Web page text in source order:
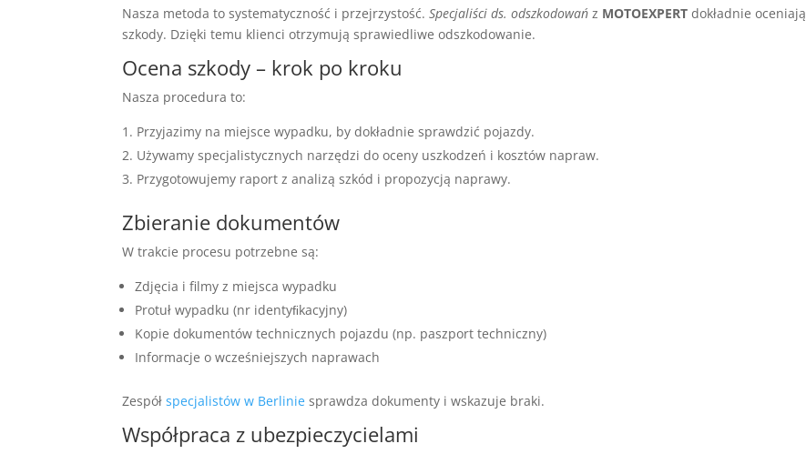
Nasza metoda to systematyczność i przejrzystość.Specjaliści ds. odszkodowań z MOTOEXPERT dokładnie oceniają
szkody. Dzięki temu klienci otrzymują sprawiedliwe odszkodowanie.
Ocena szkody – krok po kroku
Nasza procedura to:
Przyjazimy na miejsce wypadku, by dokładnie sprawdzić pojazdy.
Używamy specjalistycznych narzędzi do oceny uszkodzeń i kosztów napraw.
Przygotowujemy raport z analizą szkód i propozycją naprawy.
Zbieranie dokumentów
W trakcie procesu potrzebne są:
Zdjęcia i filmy z miejsca wypadku
Protuł wypadku (nr identyﬁkacyjny)
Kopie dokumentów technicznych pojazdu (np. paszport techniczny)
Informacje o wcześniejszych naprawach
Zespółspecjalistów w Berlinie sprawdza dokumenty i wskazuje braki.
Współpraca z ubezpieczycielami